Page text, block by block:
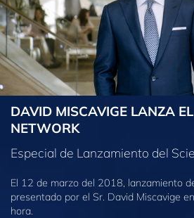
DAVID MISCAVIGE LANZA
NETWORK
Especial de Lanzamiento del
El 12 de marzo del 2018, lanzamiento
presentado por el Sr. David Miscavige
hora.